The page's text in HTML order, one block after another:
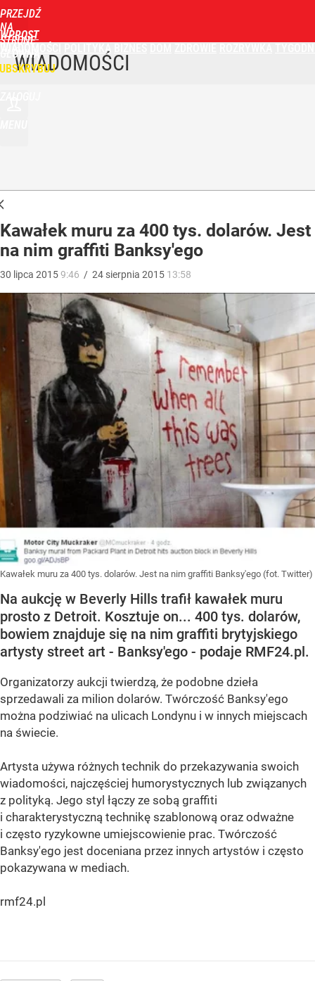
PRZEJDŹ
NA
STRONĘ
GŁÓWNĄ
WPROST
POLITYKA
WIADOMOŚCI
Kawałek muru za 400 tys. dolarów. Jest
na nim graffiti Banksy'ego
30 lipca 20159:46 / 24 sierpnia 2015 13:58
Kawałek muru za 400 tys. dolarów. Jest na nim graffiti Banksy'ego (fot. Twitter)
Na aukcję w Beverly Hills trafił kawałek muru
prosto z Detroit. Kosztuje on... 400 tys. dolarów,
bowiem znajduje się na nim graffiti brytyjskiego
artysty street art - Banksy'ego - podaje RMF24.pl.
Organizatorzy aukcji twierdzą, że podobne dzieła
sprzedawali za milion dolarów. Twórczość Banksy'ego
można podziwiać na ulicach Londynu i w innych miejscach
na świecie.
Artysta używa różnych technik do przekazywania swoich
wiadomości, najczęściej humorystycznych lub związanych
z polityką. Jego styl łączy ze sobą graffiti
i charakterystyczną technikę szablonową oraz odważne
i często ryzykowne umiejscowienie prac. Twórczość
Banksy'ego jest doceniana przez innych artystów i często
pokazywana w mediach.
rmf24.pl